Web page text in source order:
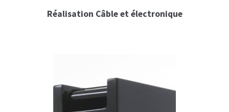
Profilés aluminium & acier
Réalisation Câble et électronique